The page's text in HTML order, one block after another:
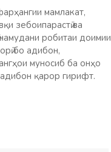
мамлакат,
зебоипарастӣ ва
робитаи доимии
бо адибон,
муносиб ба онҳо
қарор гирифт.